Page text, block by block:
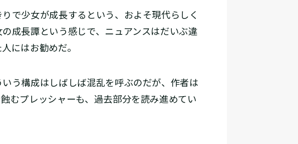
で少女が成長するという、およそ現代らしく
成長譚という感じで、ニュアンスはだいぶ違
にはお勧めだ。
う構成はしばしば混乱を呼ぶのだが、作者は
むプレッシャーも、過去部分を読み進めてい